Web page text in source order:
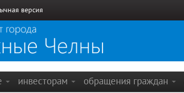
версия
инвесторам обращения граждан